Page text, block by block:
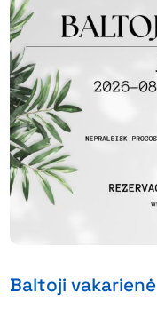
Baltoji vakarienė